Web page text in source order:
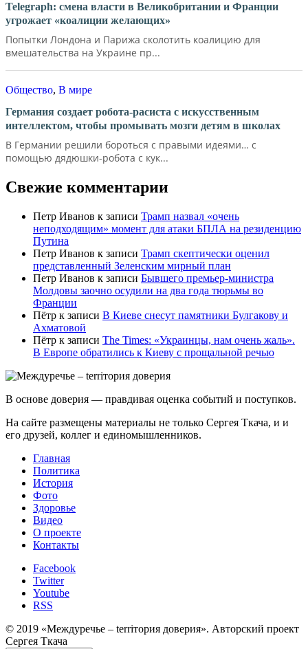
Telegraph: смена власти в Великобритании и Франции
угрожает «коалиции желающих»
Попытки Лондона и Парижа сколотить коалицию для
вмешательства на Украине пр...
Общество, В мире
Германия создает робота-расиста с искусственным
интеллектом, чтобы промывать мозги детям в школах
В Германии решили бороться с правыми идеями… с
помощью дядюшки-робота с кук...
Свежие комментарии
Петр Иванов к записи Трамп назвал «очень
неподходящим» момент для атаки БПЛА на резиденцию
Путина
Петр Иванов к записи Трамп скептически оценил
представленный Зеленским мирный план
Петр Иванов к записи Бывшего премьер-министра
Молдовы заочно осудили на два года тюрьмы во
Франции
Пётр к записи В Киеве снесут памятники Булгакову и
Ахматовой
Пётр к записи Тhe Times: «Украинцы, нам очень жаль».
В Европе обратились к Киеву с прощальной речью
В основе доверия — правдивая оценка событий и поступков.
На сайте размещены материалы не только Сергея Ткача, и и
его друзей, коллег и единомышленников.
Главная
Политика
История
Фото
Здоровье
Видео
О проекте
Контакты
Facebook
Twitter
Youtube
RSS
© 2019 «Междуречье – terriтория доверия». Авторский проект
Сергея Ткача